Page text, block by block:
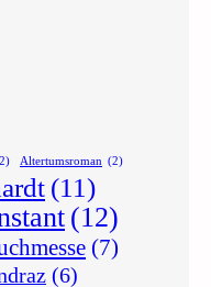
Altertumsroman (2)
(11)
(12)
(7)
(6)